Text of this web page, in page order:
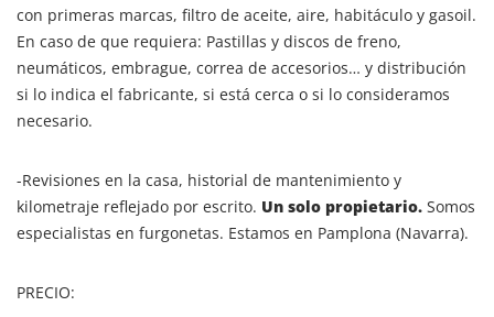
con primeras marcas, filtro de aceite, aire, habitáculo y gasoil.
En caso de que requiera: Pastillas y discos de freno,
neumáticos, embrague, correa de accesorios… y distribución
si lo indica el fabricante, si está cerca o si lo consideramos
necesario.
-Revisiones en la casa, historial de mantenimiento y
kilometraje reflejado por escrito. Un solo propietario. Somos
especialistas en furgonetas. Estamos en Pamplona (Navarra).
PRECIO: